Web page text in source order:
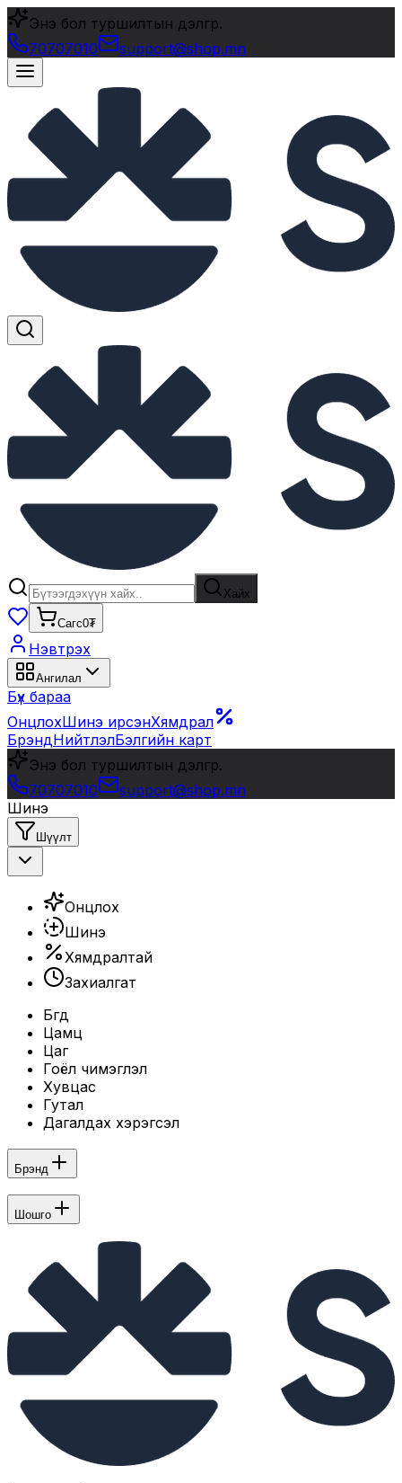
Энэ бол туршилтын дэлгүүр.
70707010
support@shop.mn
Хайх
Сагс0₮
Нэвтрэх
Ангилал
Бүх бараа
ОнцлохШинэ ирсэнХямдрал
БрэндНийтлэлБэлгийн карт
Энэ бол туршилтын дэлгүүр.
70707010
support@shop.mn
Шинэ
Шүүлт
Онцлох
Шинэ
Хямдралтай
Захиалгат
Бүгд
Цамц
Цаг
Гоёл чимэглэл
Хувцас
Гутал
Дагалдах хэрэгсэл
Брэнд
Шошго